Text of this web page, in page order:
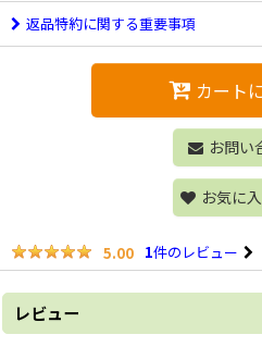
返品特約に関する重要事項
カート
お問い
お気に
5.00 1件のレビュー
レビュー